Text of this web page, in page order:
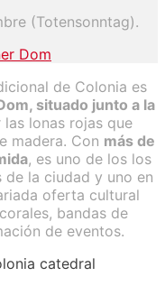
(Totensonntag).
Dom
de Colonia es
situado junto a la
lonas rojas que
madera. Con más de
, es uno de los los
de la ciudad y uno en
oferta cultural
bandas de
de eventos.